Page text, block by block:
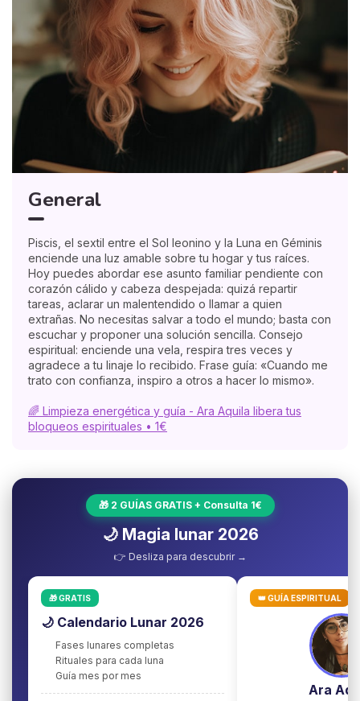
General
Piscis, el sextil entre el Sol leonino y la Luna en Géminis
enciende una luz amable sobre tu hogar y tus raíces.
Hoy puedes abordar ese asunto familiar pendiente con
corazón cálido y cabeza despejada: quizá repartir
tareas, aclarar un malentendido o llamar a quien
extrañas. No necesitas salvar a todo el mundo; basta con
escuchar y proponer una solución sencilla. Consejo
espiritual: enciende una vela, respira tres veces y
agradece a tu linaje lo recibido. Frase guía: «Cuando me
trato con confianza, inspiro a otros a hacer lo mismo».
🌈 Limpieza energética y guía - Ara Aquila libera tus
bloqueos espirituales • 1€
🎁 2 GUÍAS GRATIS + Consulta 1€
🌙 Magia lunar 2026
👉 Desliza para descubrir →
🎁 GRATIS
🌙 Calendario Lunar 2026
Fases lunares completas
Rituales para cada luna
Guía mes por mes
👑 GUÍA ESPIRITUAL
Ara